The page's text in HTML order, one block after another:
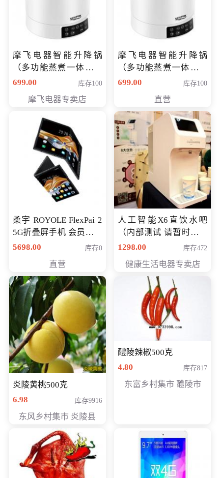
摩飞电器智能升降锅
（多功能蒸煮一体锅）
（智能升降养生锅） 会
699.00 库存100
摩飞电器专卖店
摩飞电器智能升降锅
（多功能蒸煮一体锅）
（智能升降养生锅） 会
699.00 库存100
直营
柔宇 ROYOLE FlexPai 2
5G折叠屏手机 会员专享
购买价格 4998元
5698.00 库存0
直营
人工智能X6直饮水吧
（内部测试 请暂时不要
购买）
1298.00 库存472
健康生活电器专卖店
炎陵黄桃500克
6.98
库存9916
东风乡村集市 炎陵县
醴陵辣椒500克
4.80
库存817
东富乡村集市 醴陵市